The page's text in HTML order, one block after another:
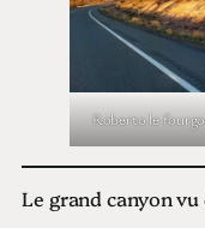
Roberto le
Le grand canyon